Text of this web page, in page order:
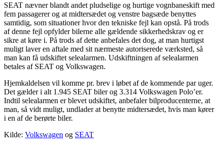
SEAT nævner blandt andet pludselige og hurtige vognbaneskift med
fem passagerer og at midtersædet og venstre bagsæde benyttes
samtidig, som situationer hvor den tekniske fejl kan opstå. På trods
af denne fejl opfylder bilerne alle gældende sikkerhedskrav og er
sikre at køre i. På trods af dette anbefales det dog, at man hurtigst
muligt laver en aftale med sit nærmeste autoriserede værksted, så
man kan få udskiftet selealarmen. Udskiftningen af selealarmen
betales af SEAT og Volkswagen.
Hjemkaldelsen vil komme pr. brev i løbet af de kommende par uger.
Det gælder i alt 1.945 SEAT biler og 3.314 Volkswagen Polo’er.
Indtil selealarmen er blevet udskiftet, anbefaler bilproducenterne, at
man, så vidt muligt, undlader at benytte midtersædet, hvis man kører
i en af de berørte biler.
Kilde: Volkswagen og SEAT